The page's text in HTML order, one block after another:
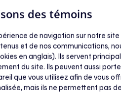
des témoins
de navigation sur notre site
et de nos communications,
en anglais). Ils servent
du site. Ils peuvent aussi
que vous utilisez afin de vous
mais ils ne permettent pas